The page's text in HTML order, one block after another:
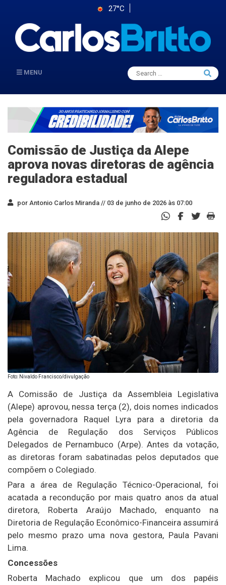
27°C
MENU
Search
for:
Search
Comissão de Justiça da Alepe
aprova novas diretoras de agência
reguladora estadual
por Antonio Carlos Miranda // 03 de junho de 2026 às 07:00
Foto: Nivaldo Francisco/divulgação
A Comissão de Justiça da Assembleia Legislativa
(Alepe) aprovou, nessa terça (2), dois nomes indicados
pela governadora Raquel Lyra para a diretoria da
Agência de Regulação dos Serviços Públicos
Delegados de Pernambuco (Arpe). Antes da votação,
as diretoras foram sabatinadas pelos deputados que
compõem o Colegiado.
Para a área de Regulação Técnico-Operacional, foi
acatada a recondução por mais quatro anos da atual
diretora, Roberta Araújo Machado, enquanto na
Diretoria de Regulação Econômico-Financeira assumirá
pelo mesmo prazo uma nova gestora, Paula Pavani
Lima.
Concessões
Roberta Machado explicou que um dos papéis